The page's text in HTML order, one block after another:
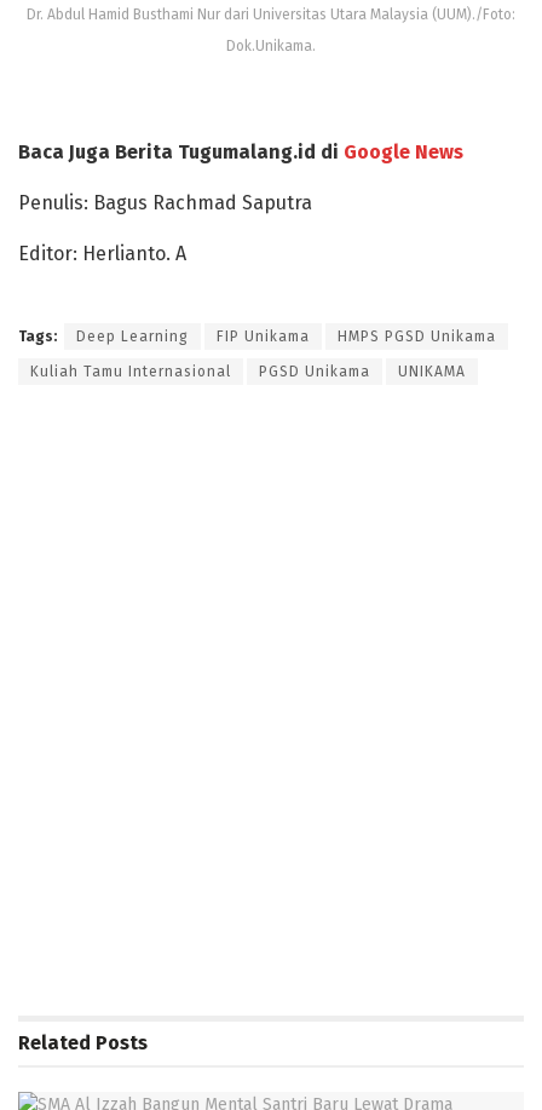
Dr. Abdul Hamid Busthami Nur dari Universitas Utara Malaysia (UUM)./Foto:
Dok.Unikama.
Baca Juga Berita Tugumalang.id di Google News
Penulis: Bagus Rachmad Saputra
Editor: Herlianto. A
Tags: Deep Learning FIP Unikama HMPS PGSD Unikama
Kuliah Tamu Internasional PGSD Unikama UNIKAMA
Related Posts